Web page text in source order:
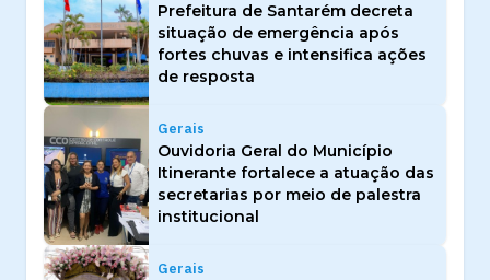
Prefeitura de Santarém decreta
situação de emergência após
fortes chuvas e intensifica ações
de resposta
Gerais
Ouvidoria Geral do Município
Itinerante fortalece a atuação das
secretarias por meio de palestra
institucional
Gerais